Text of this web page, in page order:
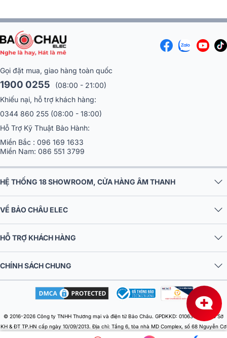
Gọi đặt mua, giao hàng toàn quốc
1900 0255
(08:00 - 21:00)
Khiếu nại, hỗ trợ khách hàng:
0344 860 255 (08:00 - 18:00)
Hỗ Trợ Kỹ Thuật Bảo Hành:
Miền Bắc : 096 169 1633
Miền Nam: 086 551 3799
HỆ THỐNG 18 SHOWROOM, CỬA HÀNG ÂM THANH
VỀ BẢO CHÂU ELEC
HỖ TRỢ KHÁCH HÀNG
CHÍNH SÁCH CHUNG
© 2016-2026 Công ty TNHH Thương mại và điện tử Bảo Châu. GPDKKD: 0106303879 do Sở
KH & ĐT TP.HN cấp ngày 10/09/2013. Địa chỉ: Tầng 6, tòa nhà MD Complex, số 68 Nguyễn Cơ
Thạch, Phường Từ Liêm, Thành phố Hà Nội, Việt Nam. Điện thoại: 024 730 10 255. Email: